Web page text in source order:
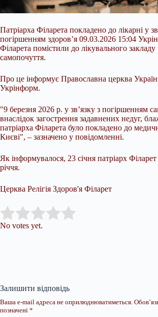
Патріарха Філарета покладено до лікарні у
погіршенням здоров’я 09.03.2026 15:04
Філарета помістили до лікувального
самопочуття.
Про це інформує Православна церква
Укрінформ.
"9 березня 2026 р. у звʼязку з погіршенням
внаслідок загострення задавнених недуг,
патріарха Філарета було покладено до
Києві", – зазначено у повідомленні.
Як інформувалося, 23 січня патріарх Філарет
річчя.
Церква Релігія Здоров'я Філарет
Rate this item:
No votes yet.
Залишити відповідь
Ваша e-mail адреса не оприлюднюватиметься.
позначені *